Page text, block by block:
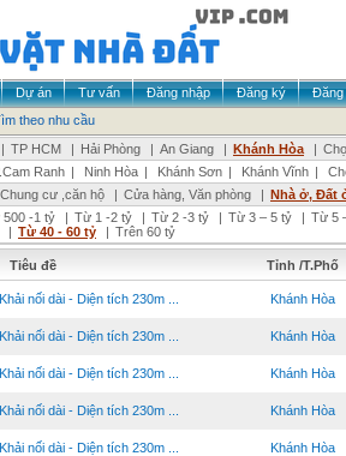
Dự án Tư vấn Đăng nhập Đăng ký
Đăng
theo nhu cầu
| TP HCM | Hải Phòng | An Giang | Khánh Hòa |
Ranh | Ninh Hòa | Khánh Sơn | Khánh Vĩnh |
Chung cư ,căn hộ | Cửa hàng, Văn phòng | Nhà ở, Đất
500 -1 tỷ | Từ 1 -2 tỷ | Từ 2 -3 tỷ | Từ 3 – 5 tỷ | Từ 5
| Từ 40 - 60 tỷ | Trên 60 tỷ
Tiêu đề Tỉnh /T.Phố
nối dài - Diện tích 230m ... Khánh Hòa
nối dài - Diện tích 230m ... Khánh Hòa
nối dài - Diện tích 230m ... Khánh Hòa
nối dài - Diện tích 230m ... Khánh Hòa
nối dài - Diện tích 230m ... Khánh Hòa